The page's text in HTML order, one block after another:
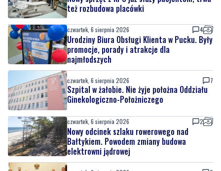
Urodziny Biura Obsługi Klienta w Pucku. Były
promocje, porady i atrakcje dla
najmłodszych
czwartek, 6 sierpnia 2026 7
Szpital w żałobie. Nie żyje położna Oddziału
Ginekologiczno-Położniczego
czwartek, 6 sierpnia 2026 2
Nowy odcinek szlaku rowerowego nad
Bałtykiem. Powodem zmiany budowa
elektrowni jądrowej
czwartek, 6 sierpnia 2026
Pół wieku razem. Wyjątkowy jubileusz
małżonków w ratuszu